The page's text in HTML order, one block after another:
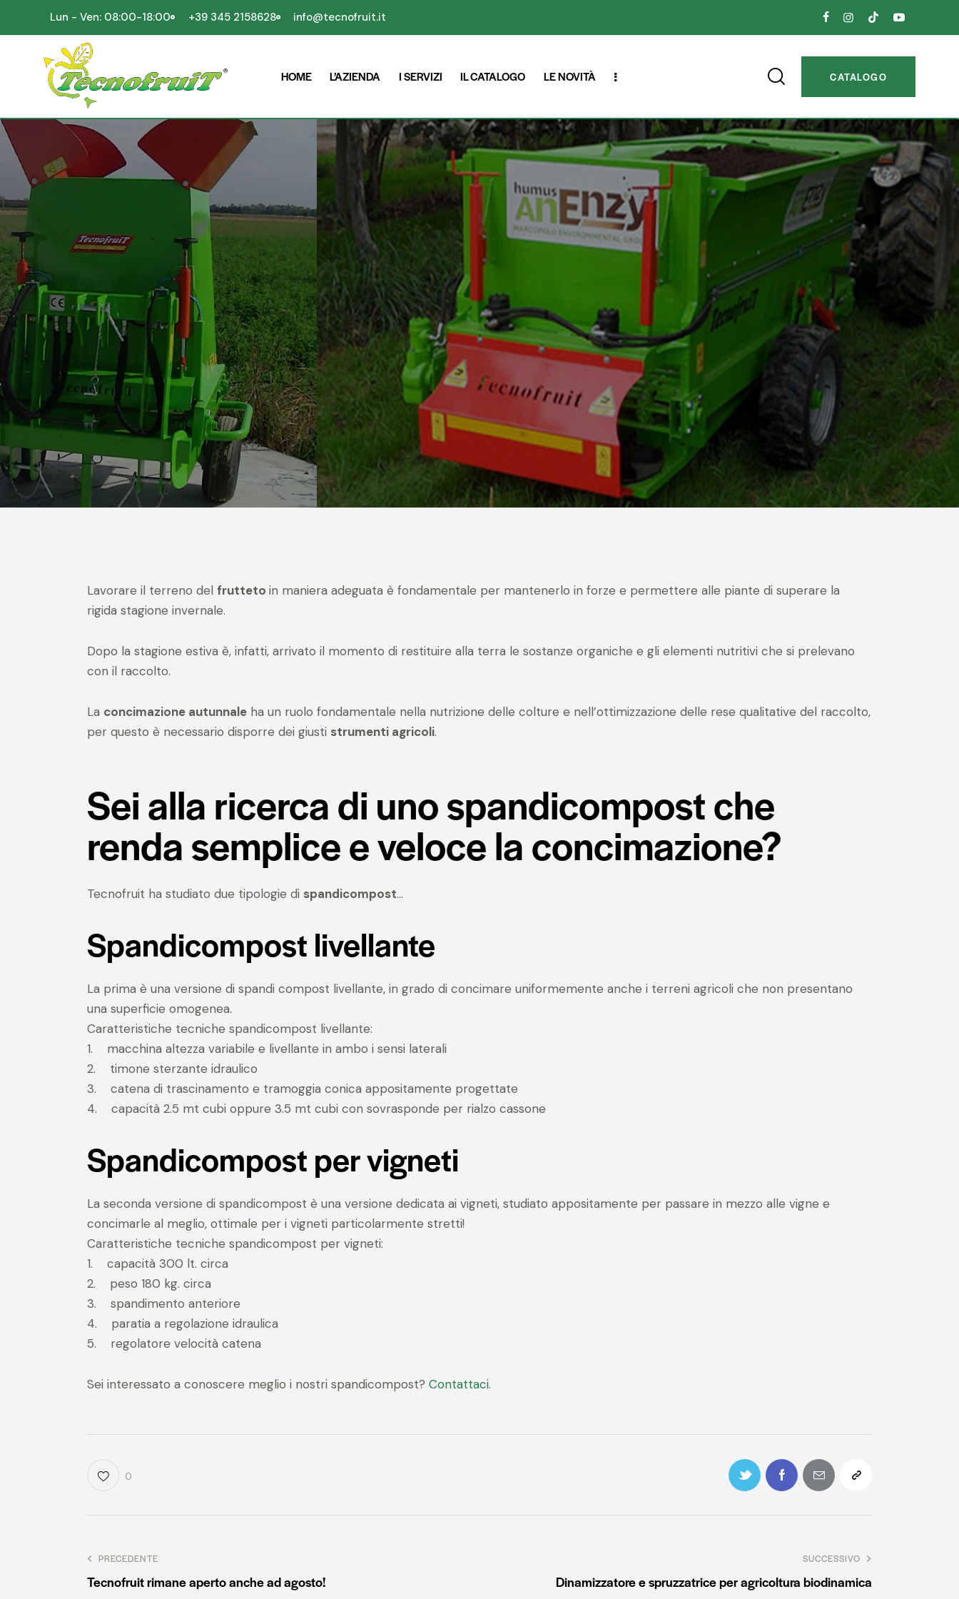
Lun - Ven: 08:00-18:00 +39 345 2158628 info@tecnofruit.it
HOME L’AZIENDA I SERVIZI IL CATALOGO LE NOVITÀ CATALOGO
Lavorare il terreno del frutteto in maniera adeguata è fondamentale per mantenerlo in forze e permettere alle piante di superare la
rigida stagione invernale.
Dopo la stagione estiva è, infatti, arrivato il momento di restituire alla terra le sostanze organiche e gli elementi nutritivi che si prelevano
con il raccolto.
La concimazione autunnale ha un ruolo fondamentale nella nutrizione delle colture e nell’ottimizzazione delle rese qualitative del raccolto,
per questo è necessario disporre dei giusti strumenti agricoli.
Sei alla ricerca di uno spandicompost che
renda semplice e veloce la concimazione?
Tecnofruit ha studiato due tipologie di spandicompost…
Spandicompost livellante
La prima è una versione di spandi compost livellante, in grado di concimare uniformemente anche i terreni agricoli che non presentano
una superficie omogenea.
Caratteristiche tecniche spandicompost livellante:
1. macchina altezza variabile e livellante in ambo i sensi laterali
2. timone sterzante idraulico
3. catena di trascinamento e tramoggia conica appositamente progettate
4. capacità 2.5 mt cubi oppure 3.5 mt cubi con sovrasponde per rialzo cassone
Spandicompost per vigneti
La seconda versione di spandicompost è una versione dedicata ai vigneti, studiato appositamente per passare in mezzo alle vigne e
concimarle al meglio, ottimale per i vigneti particolarmente stretti!
Caratteristiche tecniche spandicompost per vigneti:
1. capacità 300 lt. circa
2. peso 180 kg. circa
3. spandimento anteriore
4. paratia a regolazione idraulica
5. regolatore velocità catena
Sei interessato a conoscere meglio i nostri spandicompost? Contattaci.
0
PRECEDENTE
Tecnofruit rimane aperto anche ad agosto!
SUCCESSIVO
Dinamizzatore e spruzzatrice per agricoltura biodinamica